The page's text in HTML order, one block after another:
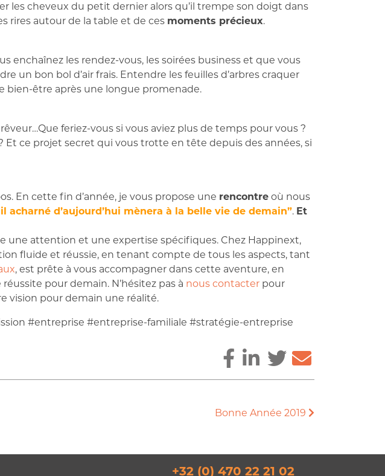
les cheveux du petit dernier alors qu’il trempe son doigt dans
rires autour de la table et de ces moments précieux.
enchaînez les rendez-vous, les soirées business et que vous
un bon bol d’air frais. Entendre les feuilles d’arbres craquer
bien-être après une longue promenade.
feriez-vous si vous aviez plus de temps pour vous ?
Et ce projet secret qui vous trotte en tête depuis des années, si
En cette fin d’année, je vous propose une rencontre où nous
acharné d’aujourd’hui mènera à la belle vie de demain”. Et
une attention et une expertise spécifiques. Chez Happinext,
fluide et réussie, en tenant compte de tous les aspects, tant
, est prête à vous accompagner dans cette aventure, en
pour demain. N’hésitez pas à nous contacter pour
vision pour demain une réalité.
#entreprise #entreprise-familiale #stratégie-entreprise
Bonne Année 2019
+32 (0) 470 22 21 02